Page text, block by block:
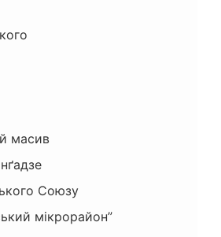
масив
Союзу
мікрорайон”